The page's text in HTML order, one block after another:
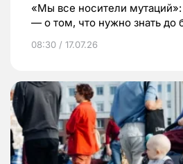
«Мы все носители
— о том, что нужно знать до
08:30 / 17.07.26